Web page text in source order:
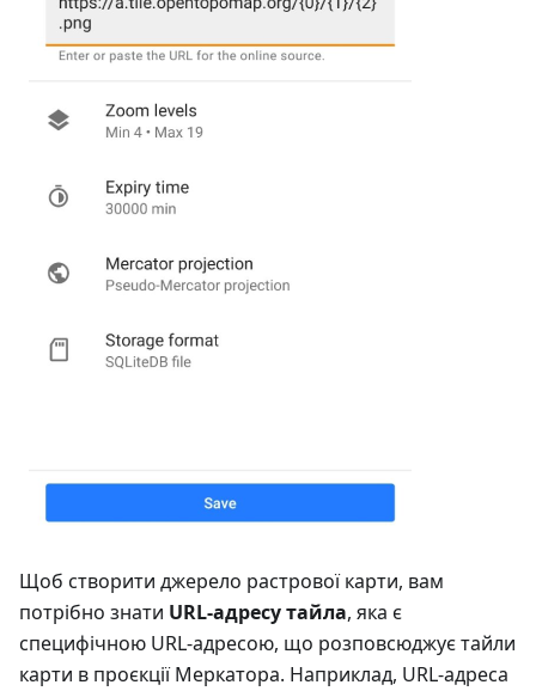
Щоб створити джерело растрової карти, вам
потрібно знати URL-адресу тайла, яка є
специфічною URL-адресою, що розповсюджує тайли
карти в проєкції Меркатора. Наприклад, URL-адреса